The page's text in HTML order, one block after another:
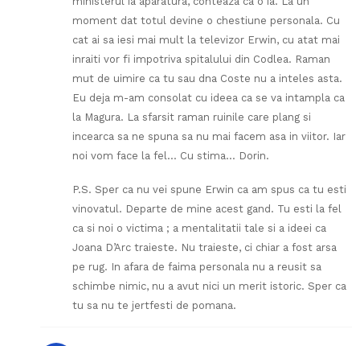
moment dat totul devine o chestiune personala. Cu
cat ai sa iesi mai mult la televizor Erwin, cu atat mai
inraiti vor fi impotriva spitalului din Codlea. Raman
mut de uimire ca tu sau dna Coste nu a inteles asta.
Eu deja m-am consolat cu ideea ca se va intampla ca
la Magura. La sfarsit raman ruinile care plang si
incearca sa ne spuna sa nu mai facem asa in viitor. Iar
noi vom face la fel… Cu stima… Dorin.
P.S. Sper ca nu vei spune Erwin ca am spus ca tu esti
vinovatul. Departe de mine acest gand. Tu esti la fel
ca si noi o victima ; a mentalitatii tale si a ideei ca
Joana D’Arc traieste. Nu traieste, ci chiar a fost arsa
pe rug. In afara de faima personala nu a reusit sa
schimbe nimic, nu a avut nici un merit istoric. Sper ca
tu sa nu te jertfesti de pomana.